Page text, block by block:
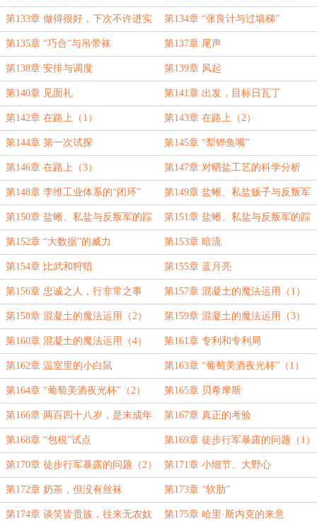
第133章 做得很好，下次不许进实
验室了
第134章 “张良计与过墙梯”
第135章 “巧合”与吊带袜 第137章 尾声
第138章 安排与调度 第139章 风起
第140章 见面礼 第141章 出发，目标日瓦丁
第142章 在路上（1） 第143章 在路上（2）
第144章 第一次试探 第145章 “犁铧鱼嘴”
第146章 在路上（3） 第147章 对晒盐工艺的科学分析
第148章 李维工业体系的“闭环” 第149章 盐蜥、私盐贩子与反叛军
的踪迹（1）
第150章 盐蜥、私盐与反叛军的踪
迹（2）
第151章 盐蜥、私盐与反叛军的踪
迹（3）
第152章 “大数据”的威力 第153章 暗流
第154章 比武和狩猎 第155章 蓝月亮
第156章 忠诚之人，行非常之事 第157章 混凝土的魔法运用（1）
第158章 混凝土的魔法运用（2） 第159章 混凝土的魔法运用（3）
第160章 混凝土的魔法运用（4） 第161章 专利和专利局
第162章 温室里的小白鼠 第163章 “葡萄美酒夜光杯”（1）
第164章 “葡萄美酒夜光杯”（2） 第165章 贝希摩斯
第166章 两百四十八岁，是未成年
比蒙
第167章 真正的考验
第168章 “包税”试点 第169章 徒步行军暴露的问题（1）
第170章 徒步行军暴露的问题（2） 第171章 小细节、大野心
第172章 奶茶，但没有丝袜 第173章 “软肋”
第174章 谈笑皆贵族，往来无农奴 第175章 哈里·斯内克的来意